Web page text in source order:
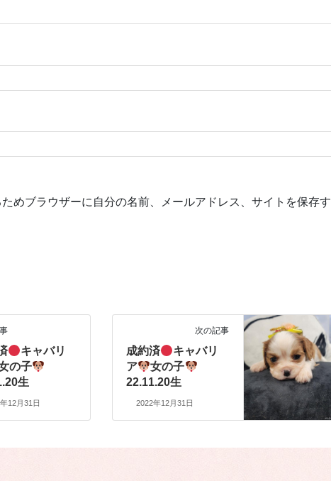
めブラウザーに自分の名前、メールアドレス、サイトを保存す
キャバリ
の子
生
12月31日
次の記事
成約済
キャバリ
ア
女の子
22.11.20生
2022年12月31日